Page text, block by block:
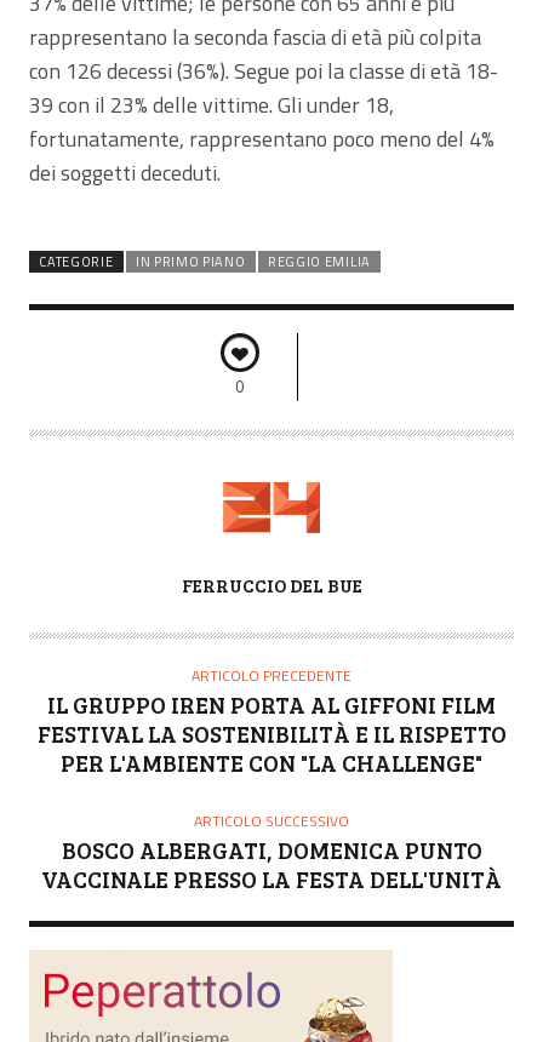
rappresentano la seconda fascia di età più colpita
con 126 decessi (36%). Segue poi la classe di età 18-
39 con il 23% delle vittime. Gli under 18,
fortunatamente, rappresentano poco meno del 4%
dei soggetti deceduti.
CATEGORIE IN PRIMO PIANO REGGIO EMILIA
0
T
E
FERRUCCIO DEL BUE
ARTICOLO PRECEDENTE
IL GRUPPO IREN PORTA AL GIFFONI FILM
FESTIVAL LA SOSTENIBILITÀ E IL RISPETTO
PER L'AMBIENTE CON "LA CHALLENGE"
ARTICOLO SUCCESSIVO
BOSCO ALBERGATI, DOMENICA PUNTO
VACCINALE PRESSO LA FESTA DELL'UNITÀ